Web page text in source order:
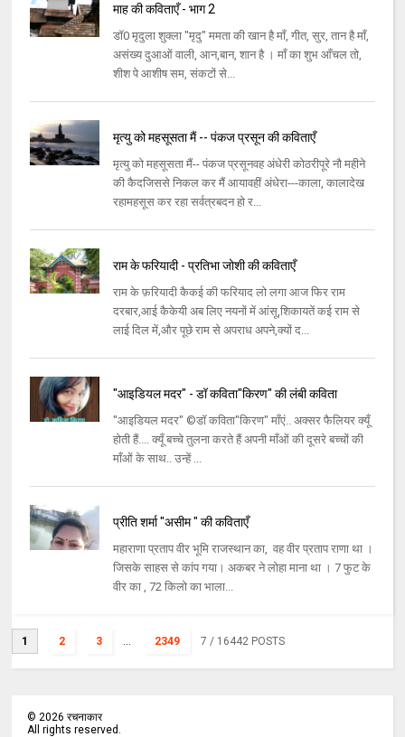
माह की कविताएँ - भाग 2
डॉ0 मृदुला शुक्ला "मृदु" ममता की खान है माँ, गीत, सुर, तान है माँ,
असंख्य दुआओं वाली, आन,बान, शान है । माँ का शुभ आँचल तो,
शीश पे आशीष सम, संकटों से...
मृत्यु को महसूसता मैं -- पंकज प्रसून की कविताएँ
मृत्यु को महसूसता मैं-- पंकज प्रसूनवह अंधेरी कोठरीपूरे नौ महीने
की कैदजिससे निकल कर मैं आयावहीं अंधेरा---काला, कालादेख
रहामहसूस कर रहा सर्वत्रबदन हो र...
राम के फरियादी - प्रतिभा जोशी की कविताएँ
राम के फ़रियादी कैकई की फरियाद लो लगा आज फिर राम
दरबार,आई कैकेयी अब लिए नयनों में आंसू,शिकायतें कई राम से
लाई दिल में,और पूछे राम से अपराध अपने,क्यों द...
"आइडियल मदर" - डॉ कविता"किरण" की लंबी कविता
"आइडियल मदर" ©डॉ कविता"किरण" माँएं.. अक्सर फैलियर क्यूँ
होती हैं.... क्यूँ बच्चे तुलना करते हैं अपनी माँओं की दूसरे बच्चों की
माँओं के साथ.. उन्हें ...
प्रीति शर्मा "असीम " की कविताएँ
महाराणा प्रताप वीर भूमि राजस्थान का, वह वीर प्रताप राणा था ।
जिसके साहस से कांप गया। अकबर ने लोहा माना था । 7 फुट के
वीर का , 72 किलो का भाला...
1 2 3 ... 2349 7 / 16442 POSTS
©2026 रचनाकार
All rights reserved.